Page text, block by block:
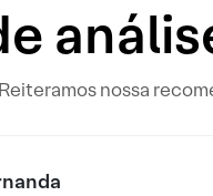
Reiteramos nossa